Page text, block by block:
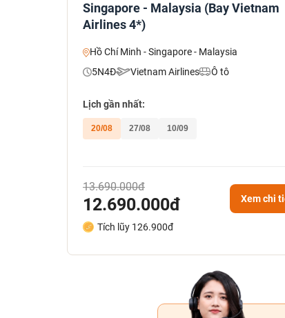
Singapore - Malaysia (Bay Vietnam
Airlines 4*)
Hồ Chí Minh - Singapore - Malaysia
5N4Đ
Vietnam Airlines Ô tô
Lịch gần nhất:
20/08 27/08 10/09
13.690.000đ
12.690.000đ Xem chi
Tích lũy 126.900đ